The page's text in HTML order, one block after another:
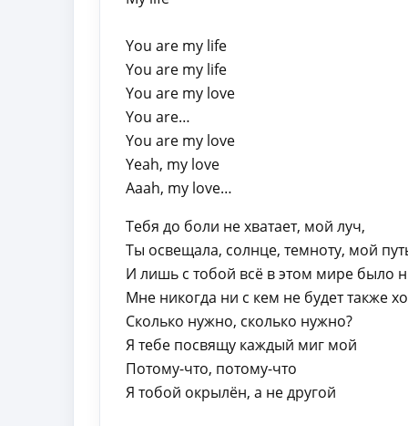
You are my life
You are my life
You are my love
You are…
You are my love
Yeah, my love
Aaah, my love…
Тебя до боли не хватает, мой луч,
Ты освещала, солнце, темноту, мой
И лишь с тобой всё в этом мире было
Мне никогда ни с кем не будет также
Сколько нужно, сколько нужно?
Я тебе посвящу каждый миг мой
Потому-что, потому-что
Я тобой окрылён, а не другой